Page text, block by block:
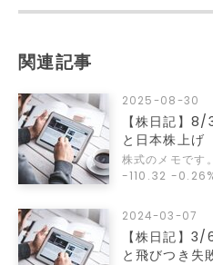
関連記事
2025-08-30
【株日記】
と日本株上げ
株式のメモです
-110.32 -
2024-03-07
【株日記】
と飛びつき失